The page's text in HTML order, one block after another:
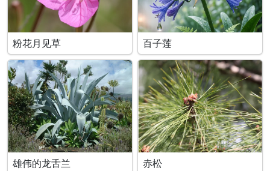
粉花月见草 百子莲
雄伟的龙舌兰 赤松